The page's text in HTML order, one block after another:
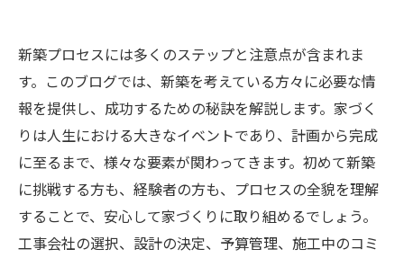
新築プロセスには多くのステップと注意点が含まれま
す。このブログでは、新築を考えている方々に必要な情
報を提供し、成功するための秘訣を解説します。家づく
りは人生における大きなイベントであり、計画から完成
に至るまで、様々な要素が関わってきます。初めて新築
に挑戦する方も、経験者の方も、プロセスの全貌を理解
することで、安心して家づくりに取り組めるでしょう。
工事会社の選択、設計の決定、予算管理、施工中のコミ